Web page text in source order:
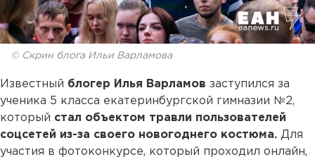
© Скрин блога Ильи Варламова
Известный блогер Илья Варламов заступился за
ученика 5 класса екатеринбургской гимназии №2,
который стал объектом травли пользователей
соцсетей из-за своего новогоднего костюма. Для
участия в фотоконкурсе, который проходил онлайн,